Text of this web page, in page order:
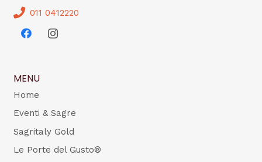
011 0412220
MENU
Home
Eventi & Sagre
Sagritaly Gold
Le Porte del Gusto®